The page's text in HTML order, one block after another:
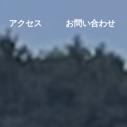
アクセス お問い合わせ